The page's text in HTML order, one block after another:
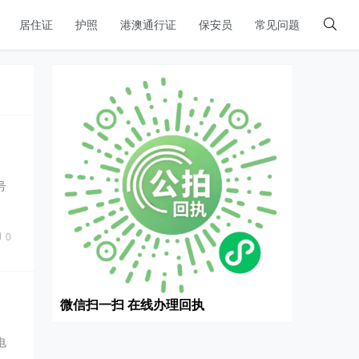
居住证 护照 港澳通行证 保安员 常见问题
0
微信扫一扫 在线办理回执